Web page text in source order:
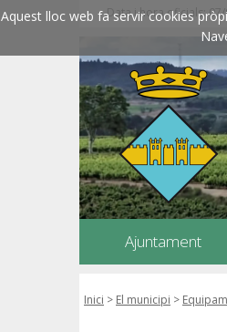
Aquest lloc web fa servir cookies
Data i hora oficials: 07/
Ajuntament
Inici > El municipi >